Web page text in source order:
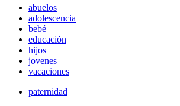
abuelos
adolescencia
bebé
educación
hijos
jovenes
vacaciones
paternidad